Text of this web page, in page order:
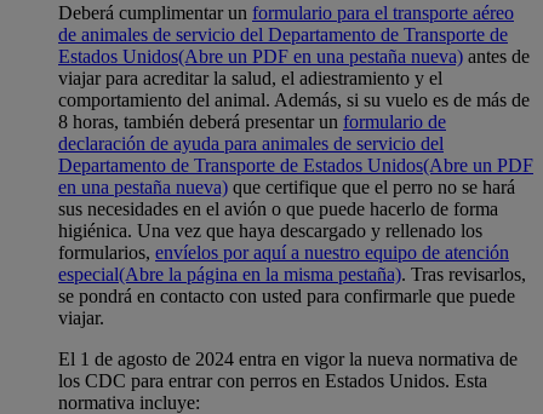
Deberá cumplimentar un formulario para el transporte aéreo
de animales de servicio del Departamento de Transporte de
Estados Unidos(Abre un PDF en una pestaña nueva) antes de
viajar para acreditar la salud, el adiestramiento y el
comportamiento del animal. Además, si su vuelo es de más de
8 horas, también deberá presentar un formulario de
declaración de ayuda para animales de servicio del
Departamento de Transporte de Estados Unidos(Abre un PDF
en una pestaña nueva) que certifique que el perro no se hará
sus necesidades en el avión o que puede hacerlo de forma
higiénica. Una vez que haya descargado y rellenado los
formularios, envíelos por aquí a nuestro equipo de atención
especial(Abre la página en la misma pestaña). Tras revisarlos,
se pondrá en contacto con usted para confirmarle que puede
viajar.
El 1 de agosto de 2024 entra en vigor la nueva normativa de
los CDC para entrar con perros en Estados Unidos. Esta
normativa incluye: